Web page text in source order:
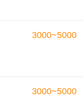
3000~5000
3000~5000